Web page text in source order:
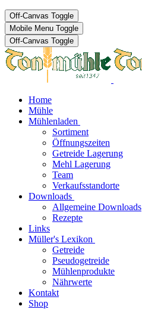
Off-Canvas Toggle
Mobile Menu Toggle
Off-Canvas Toggle
Home
Mühle
Mühlenladen
Sortiment
Öffnungszeiten
Getreide Lagerung
Mehl Lagerung
Team
Verkaufsstandorte
Downloads
Allgemeine Downloads
Rezepte
Links
Müller's Lexikon
Getreide
Pseudogetreide
Mühlenprodukte
Nährwerte
Kontakt
Shop